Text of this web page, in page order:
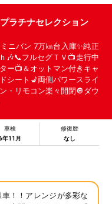
ラチナセレクション
ニバン 7万㎞台入庫✨純正
🎶📞フルセグＴＶ📺走行中
ー📺＆オットマン付きキャ
シート💺両側パワースライ
・リモコン楽々開閉🔘ダウ
車検
年11月
修復歴
なし
！！アレンジが多彩な